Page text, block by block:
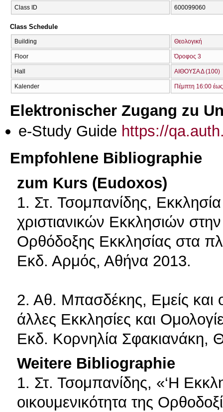
Class ID 600099060
Class Schedule
Building Θεολογική
Floor Όροφος 3
Hall ΑΙΘΟΥΣΑ Δ (100)
Kalender Πέμπτη 16:00
Elektronischer Zugang zu
e-Study Guide https://
Empfohlene Bibliographie
zum Kurs (Eudoxos)
1. Στ. Τσομπανίδης,
χριστιανικών Εκκλησιών
Ορθόδοξης Εκκλησίας στα
Εκδ. Αρμός, Αθήνα 2013.
2. Αθ. Μπασδέκης, Εμείς και
άλλες Εκκλησίες και
Εκδ. Κορνηλία Σφακιανάκη,
Weitere Bibliographie
1. Στ. Τσομπανίδης, «‘Η
οικουμενικότητα της